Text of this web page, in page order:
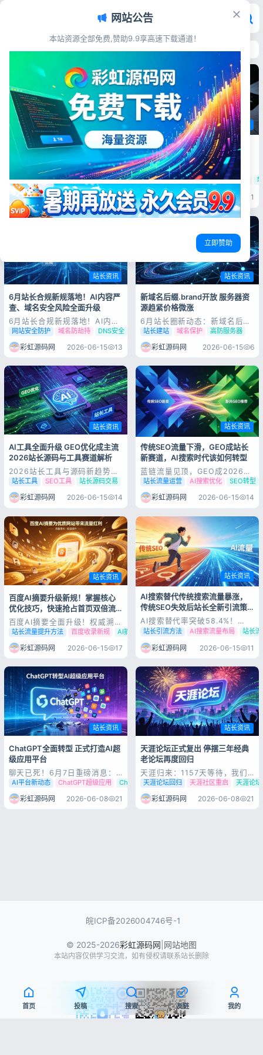
首页>站长资讯
彩虹源码网-免费领取会员/每人限
领一次
免费领取会员5天，每人限领一
次，活动时间2026/8/8-
2026/8/30 领取条件 ①进QQ
交流群群:994675583 ②关注
微信公众号 ③联系管理员
QQ:306747405，发送关注截
图以及彩虹源码网账号领取会员
彩虹源码网 免费领会员 彩虹源码网会员
彩虹源码网 1天前 9
站长资讯
iPhone18史诗级泄密！印度工厂
630GB机密文件全流出
史诗级泄密炸穿苹果防线：
iPhone18全套机密从印度工厂
流出，这次不只是谍照那么简单
最近数码圈所有人都在刷同一件
事，刷到凌晨还在翻暗网流出的
文件。往年iPhone爆料顶多是
博主发几张模糊渲染图、供应链
随口传几句参数，真假对半分；
苹果供应链泄露 iPhone18Pro参数
彩虹源码网 2026-07-06 31
站长资讯
6月站长合规新规落地！AI内容严
查、域名安全风险全面升级
6月站长合规新规落地！AI内容
严查、域名安全风险全面升级
2026年中，搜索引擎算法、AI
流量规则持续迭代的同时，网络
合规与站点安全迎来本年度最严
治理AI应用乱象，叠加黑产钓鱼
攻击泛滥，让无数站长的站点运
营风险直...
网站安全防护 域名防劫持 DNS安全
彩虹源码网 2026-06-15 13
站长资讯
新域名后缀.brand开放 服务器资
源趋紧价格微涨
6月站长圈新动态：新域名后缀
开放 服务器资源趋紧价格微涨
在AI优化、搜索规则频繁调整的
当下，网站底层的域名与服务
器，依旧是所有站长运营的根
不少新变化，也成为圈内热议的
焦点。域名板块迎来重大机遇，
ICANN新一轮...
站长建站 域名保护 高防服务器
彩虹源码网 2026-06-15 6
站长资讯
AI工具全面升级 GEO优化成主流
2026站长源码与工具赛道解析
2026站长工具与源码新趋势：
GEO优化工具爆发，AI建站源
码成流量黑马 2026年中，站长
圈最大的变化不再是排名波动、
收录调整，而是整套运营工具链
化。AI工具源码合集:点我查看
彩虹源码AI工具合集 传统伪原
创、...
站长工具 SEO工具 站长源码交易
彩虹源码网 2026-06-15 14
站长资讯
传统SEO流量下滑，GEO成站长
新赛道，AI搜索时代该如何转型
蓝链流量见顶，GEO成2026下
半年生死线：AI搜索渗透率
63.8%，942亿市场爆发2026
年6月站长圈核心热点：AI搜索
渗透率达63.8%，GEO市场规
纳入核心KPI，传统SEO流量持
续下滑，AI友好...
站长流量运营 AI搜索优化 SEO转型
彩虹源码网 2026-06-15 14
站长资讯
百度AI摘要升级新规！掌握核心
优化技巧，快速抢占首页双倍流
量
百度AI摘要全面升级！权威溯源
+时间标注，站长收录与排名优
化规则大变 百度搜索近期重磅
官宣AI摘要功能迭代升级，新版
阿拉丁AI摘要正式上线，新增权
核心能力。这次升级并非简单的
界面微调，而是百度针对AI搜索
乱象、信...
站长流量提升方法 百度收录新规 AI摘要优化技巧
彩虹源码网 2026-06-15 17
站长资讯
AI搜索替代传统搜索流量暴涨，
传统SEO失效后站长全新引流策
略
AI搜索替代率突破58.4%！
2026站长流量格局彻底重构，
传统SEO迎来拐点 2026年互联
网流量赛道正在发生颠覆性结构
性洗牌，不再是传统搜索引擎之
统搜索的时代交替。最新行业数
据显示，截至6月，文心一言、
豆包...
站长引流方法 AI搜索流量布局 站长
彩虹源码网 2026-06-15 11
站长资讯
ChatGPT全面转型 正式打造AI超
级应用平台
聊天已死！6月7日重磅消息：
ChatGPT正式告别聊天时代，
全面转型超级应用平台 就在刚
刚过去的6月7日，整个AI圈、
互联网圈都炸锅了。 OpenAI高
AI平台新动态 ChatGPT超级应用 ChatGPT转型
彩虹源码网 2026-06-08 21
站长资讯
天涯论坛正式复出 停摆三年经典
老论坛再度回归
天涯归来：1157天等待，我们
的青春论坛真的回来了 6月1
日，一个普通的周一，却在无数
老网民心里掀起巨浪——停摆整
整1157天的天涯社区，正式恢
天涯论坛回归 天涯社区重启 天涯论
彩虹源码网 2026-06-08 21
皖ICP备2026004746号-1
© 2025-2026彩虹源码网 网站地图
本站内容仅供学习交流，如有侵权请联系站长删除
首页 投稿 搜索 友链 我的
网站公告
本站资源全部免费,赞助9.9享高速下载通道！
立即赞助
登录
没有账号？立即注册
记住登录 忘记密码?
登录
用户协议 隐私政策